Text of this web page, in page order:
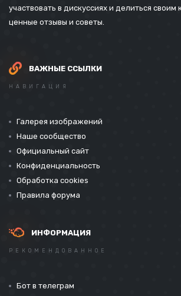
участвовать в дискуссиях и делиться своим
ценные отзывы и советы.
ВАЖНЫЕ ССЫЛКИ
НАВИГАЦИЯ
Галерея изображений
Наше сообщество
Официальный сайт
Конфиденциальность
Обработка cookies
Правила форума
ИНФОРМАЦИЯ
РЕКОМЕНДОВАННОЕ
Бот в телеграм